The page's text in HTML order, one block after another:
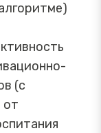
(с
от